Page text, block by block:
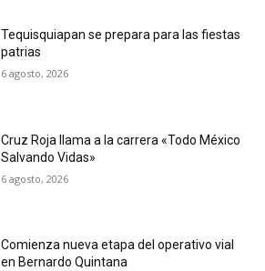
Tequisquiapan se prepara para las fiestas
patrias
6 agosto, 2026
Cruz Roja llama a la carrera «Todo México
Salvando Vidas»
6 agosto, 2026
Comienza nueva etapa del operativo vial
en Bernardo Quintana